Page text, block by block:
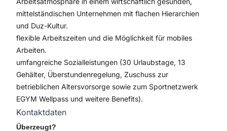
mittelständischen Unternehmen mit flachen Hierarchien
und Duz-Kultur.
flexible Arbeitszeiten und die Möglichkeit für mobiles
Arbeiten.
umfangreiche Sozialleistungen (30 Urlaubstage, 13
Gehälter, Überstundenregelung, Zuschuss zur
betrieblichen Altersvorsorge sowie zum Sportnetzwerk
EGYM Wellpass und weitere Benefits).
Kontaktdaten
Überzeugt?